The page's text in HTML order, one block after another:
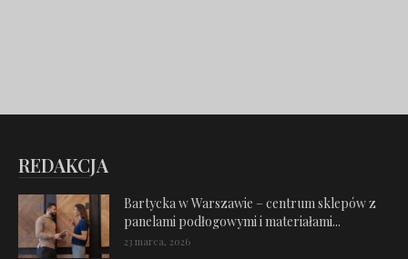
REDAKCJA
Bartycka w Warszawie – centrum sklepów z
panelami podłogowymi i materiałami...
23 marca, 2026